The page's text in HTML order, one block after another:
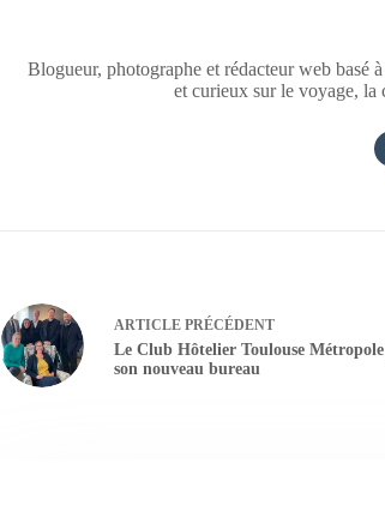
Blogueur, photographe et rédacteur web basé
et curieux sur le voyage,
ARTICLE PRÉCÉDENT
Le Club Hôtelier Toulouse Métropole
son nouveau bureau